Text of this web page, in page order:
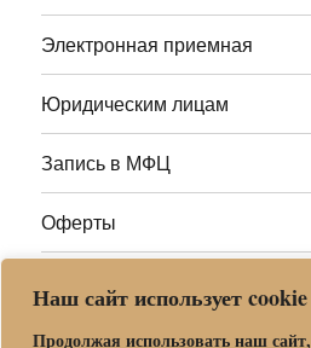
Наш сайт использует cookie
Продолжая использовать наш сайт,
Электронная приемная
Юридическим лицам
Запись в МФЦ
Оферты
Адреса МФЦ МО